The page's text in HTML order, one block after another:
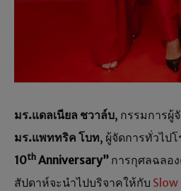
มร.แดลเนียล ชวาล์บ, กรรมการผู้
มร.แพททริค โบท, ผู้จัดการทั่วไป
10th Anniversary” การกุศลฉลอ
สัปดาห์จะนำไปบริจาคให้กับ